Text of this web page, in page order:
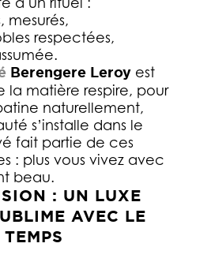
mesurés,
respectées,
Berengere Leroyest
la matière respire, pour
naturellement,
s’installe dans le
fait partie de ces
: plus vous vivez avec
beau.
: UN LUXE
AVEC LE
TEMPS